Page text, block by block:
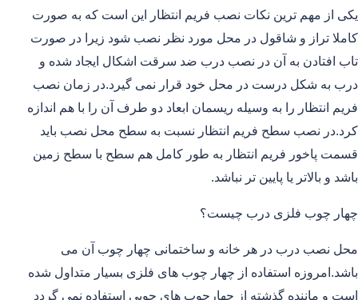
یکی از مهم ترین نکات نصب فریم انتظار این است که به صورت
کاملا تراز و شاقول در محل مورد نظر نصب شود زیرا در صورت
تاب افتادن به آن در نصب درب ضد سرقت اشکال ایجاد شده و
درب به شکل درست در محل خود قرار نمی گیرد.در زمان نصب
فریم انتظار را به وسیله ریسمان ابعاد دو طرف آن را با هم اندازه
کرد.در نصب سطح فریم انتظار نسبت به سطح محل نصب باید
قسمت پاخور فریم انتظار به طور کامل هم سطح با سطح زمین
باشد و بالاتر یا پایین تر نباشد.
چهار چوب فلزی درب چیست؟
محل نصب درب در هر خانه و ساختمانی چهار چوب آن می
باشد.امروزه استفاده از چهار چوب های فلزی بسیار متداول شده
است و ماننده گذشته از چهارچوب های چوبی استفاده نمی گردد